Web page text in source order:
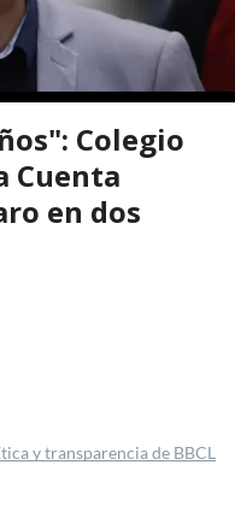
Colegio
Cuenta
en dos
y transparencia de BBCL